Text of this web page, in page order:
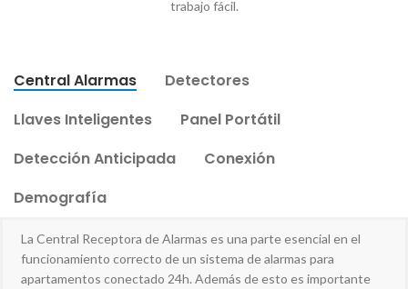
trabajo fácil.
Central Alarmas
Detectores
Llaves Inteligentes
Panel Portátil
Detección Anticipada
Conexión
Demografía
La Central Receptora de Alarmas es una parte esencial en el
funcionamiento correcto de un sistema de alarmas para
apartamentos conectado 24h. Además de esto es importante